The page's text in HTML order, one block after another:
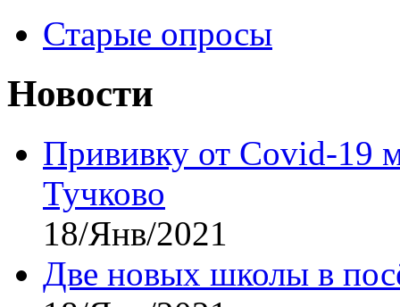
Старые опросы
Новости
Прививку от Covid-19
Тучково
18/Янв/2021
Две новых школы в